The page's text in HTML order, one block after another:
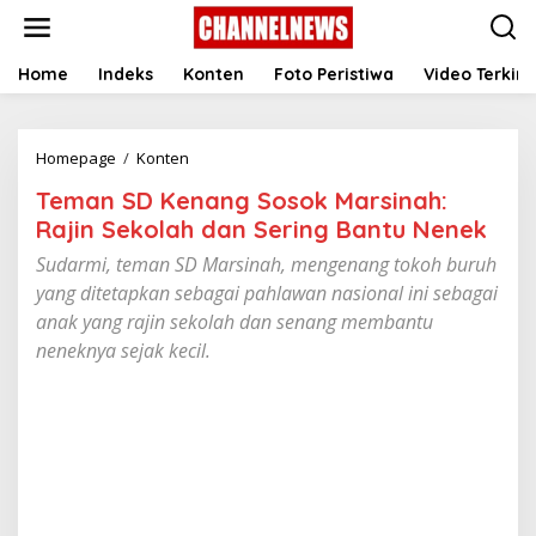
t
Home Indeks Konten Foto Peristiwa Video Terkini
Homepage / Konten
m
a
n
S
D
e
n
Teman SD Kenang Sosok Marsinah:
Rajin Sekolah dan Sering Bantu Nenek
Sudarmi, teman SD Marsinah, mengenang tokoh buruh
yang ditetapkan sebagai pahlawan nasional ini sebagai
anak yang rajin sekolah dan senang membantu
neneknya sejak kecil.